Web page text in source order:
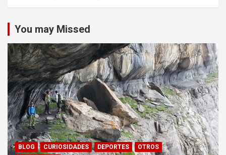
You may Missed
BLOG CURIOSIDADES DEPORTES
OTROS